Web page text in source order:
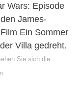
Wars: Episode
James-
Ein Sommer
Villa gedreht.
Sie sich die